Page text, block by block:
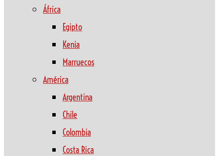
África
Egipto
Kenia
Marruecos
América
Argentina
Chile
Colombia
Costa Rica